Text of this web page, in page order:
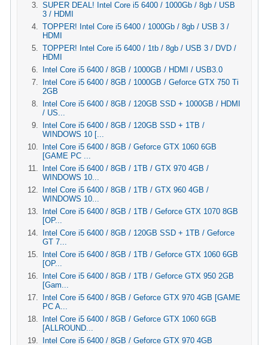
SUPER DEAL! Intel Core i5 6400 / 1000Gb / 8gb / USB
3 / HDMI
TOPPER! Intel Core i5 6400 / 1000Gb / 8gb / USB 3 /
HDMI
TOPPER! Intel Core i5 6400 / 1tb / 8gb / USB 3 / DVD /
HDMI
Intel Core i5 6400 / 8GB / 1000GB / HDMI / USB3.0
Intel Core i5 6400 / 8GB / 1000GB / Geforce GTX 750 Ti
2GB
Intel Core i5 6400 / 8GB / 120GB SSD + 1000GB / HDMI
/ US...
Intel Core i5 6400 / 8GB / 120GB SSD + 1TB /
WINDOWS 10 [...
Intel Core i5 6400 / 8GB / Geforce GTX 1060 6GB
[GAME PC ...
Intel Core i5 6400 / 8GB / 1TB / GTX 970 4GB /
WINDOWS 10...
Intel Core i5 6400 / 8GB / 1TB / GTX 960 4GB /
WINDOWS 10...
Intel Core i5 6400 / 8GB / 1TB / Geforce GTX 1070 8GB
[OP...
Intel Core i5 6400 / 8GB / 120GB SSD + 1TB / Geforce
GT 7...
Intel Core i5 6400 / 8GB / 1TB / Geforce GTX 1060 6GB
[OP...
Intel Core i5 6400 / 8GB / 1TB / Geforce GTX 950 2GB
[Gam...
Intel Core i5 6400 / 8GB / Geforce GTX 970 4GB [GAME
PC A...
Intel Core i5 6400 / 8GB / Geforce GTX 1060 6GB
[ALLROUND...
Intel Core i5 6400 / 8GB / Geforce GTX 970 4GB